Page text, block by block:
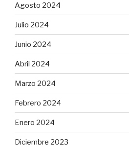
Agosto 2024
Julio 2024
Junio 2024
Abril 2024
Marzo 2024
Febrero 2024
Enero 2024
Diciembre 2023